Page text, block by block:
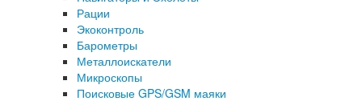
Рации
Экоконтроль
Барометры
Металлоискатели
Микроскопы
Поисковые GPS/GSM маяки